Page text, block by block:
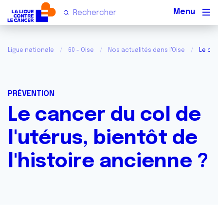
Ligue nationale 60 - Oise Nos actualités dans l'Oise Le
PRÉVENTION
Le cancer du col de
l'utérus, bientôt de
l'histoire ancienne ?